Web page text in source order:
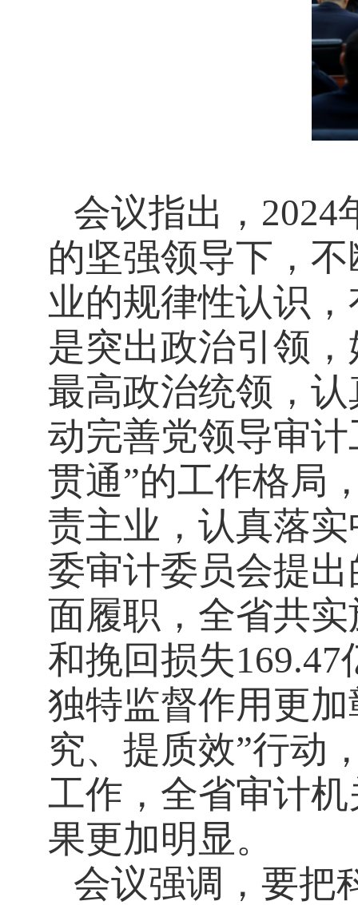
会议指出， 2024
的坚强领导下，
业的规律性认识
是突出政治引领
最高政治统领，
动完善党领导审
贯通”的工作格局
责主业，认真落
委审计委员会提
面履职，全省共
和挽回损失169.47
独特监督作用更
究、提质效”行动
工作，全省审计
果更加明显。
会议强调，要把